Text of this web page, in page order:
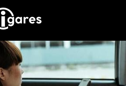
Recherche
Location de voiture